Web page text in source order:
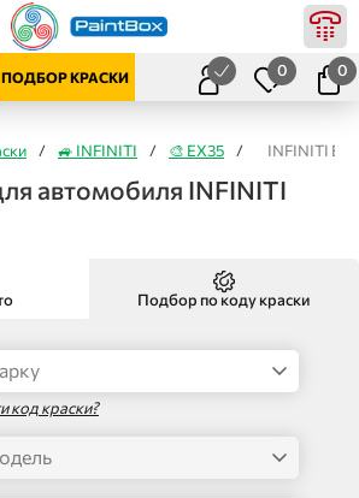
ПОДБОР КРАСКИ 0 0
/ 🚙 INFINITI / 🎨 EX35 / INFINITI
автомобиля INFINITI
Подбор по коду краски
код краски?